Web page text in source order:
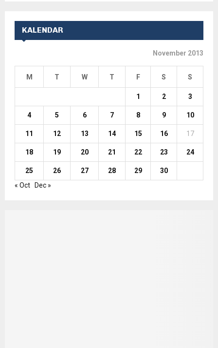
KALENDAR
November 2013
M T W T F S S
1 2 3
4 5 6 7 8 9 10
11 12 13 14 15 16 17
18 19 20 21 22 23 24
25 26 27 28 29
30
« Oct
Dec »